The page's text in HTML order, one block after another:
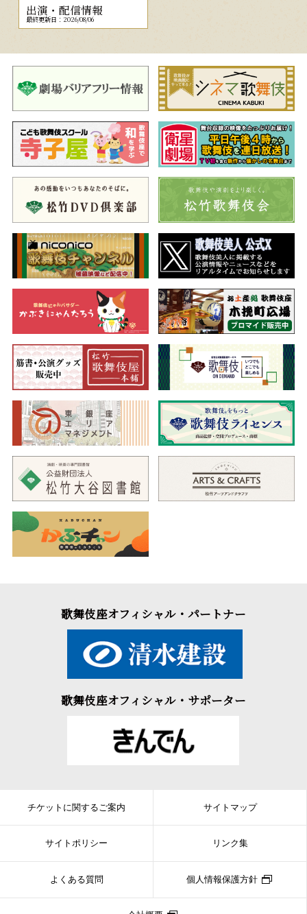
出演・配信情報
最終更新日：2026/08/06
歌舞伎座オフィシャル・パートナー
歌舞伎座オフィシャル・サポーター
チケットに関するご案内 サイトマップ
サイトポリシー リンク集
よくある質問 個人情報保護方針